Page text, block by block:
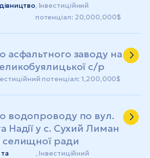
, Інвестиційний
потенціал: 20,000,000$
асфальтного заводу на
с/р
потенціал: 1,200,000$
водопроводу по вул.
Надії у с. Сухий Лиман
селищної ради
, Інвестиційний